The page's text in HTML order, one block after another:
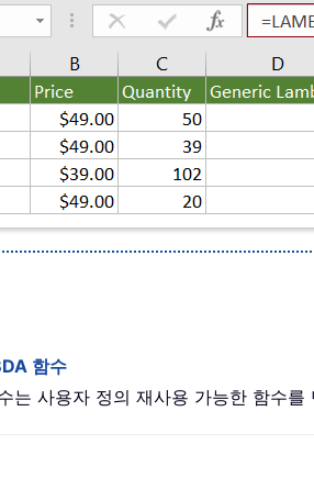
함수
는 사용자 정의 재사용 가능한 함수를